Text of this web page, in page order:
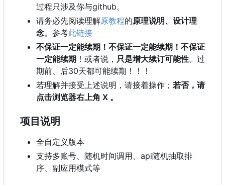
过程只涉及你与github。
请务必先阅读理解原教程的原理说明、设计理
念。参考此链接
不保证一定能续期！不保证一定能续期！不保证
一定能续期 ！或者说， 只是增大续订可能性。过
期前、后30天都可能续期！！！
若理解并接受上述说明，请接着操作； 若否，请
点击浏览器右上角 X 。
项目说明
全自定义版本
支持多账号、随机时间调用、api随机抽取排
序、副应用模式等